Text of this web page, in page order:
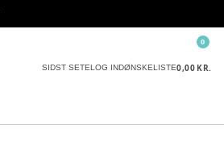
SIDST SETELOG INDØNSKELISTE0,00 KR.
0